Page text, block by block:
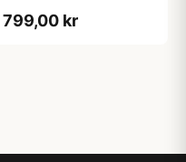
799,00 kr